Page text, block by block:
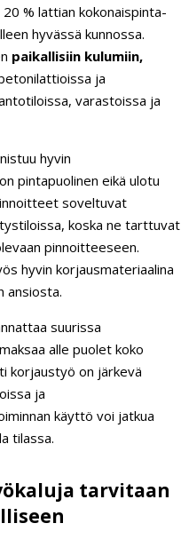
% lattian kokonaispinta-
hyvässä kunnossa.
paikallisiin kulumiin,
ja
varastoissa ja
hyvin
pintapuolinen eikä ulotu
soveltuvat
koska ne tarttuvat
pinnoitteeseen.
hyvin korjausmateriaalina
ansiosta.
suurissa
alle puolet koko
korjaustyö on järkevä
ja
käyttö voi jatkua
tilassa.
tarvitaan